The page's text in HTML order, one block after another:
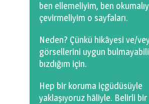
ben ellemeliyim, ben
çevirmeliyim o sayfaları.
Neden? Çünkü hikâyesi ve/
görsellerini uygun
bızdığım için.
Hep bir koruma içgüdüsüyle
yaklaşıyoruz hâliyle. Belirli bir